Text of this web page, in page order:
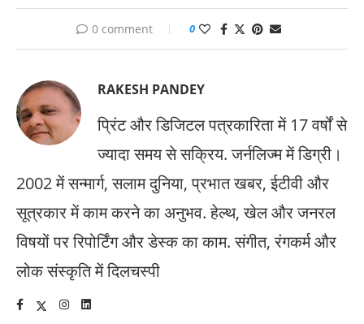
0 comment 0
RAKESH PANDEY
प्रिंट और डिजिटल पत्रकारिता में 17 वर्षों से
ज्यादा समय से सक्रिय. जर्नलिज्म में डिग्री।
2002 में सन्मार्ग, सलाम दुनिया, प्रभात खबर, ईटीवी और
सूत्रकार में काम करने का अनुभव. हेल्थ, खेल और जनरल
विषयों पर रिपोर्टिंग और डेस्क का काम. संगीत, रंगकर्म और
लोक संस्कृति में दिलचस्पी